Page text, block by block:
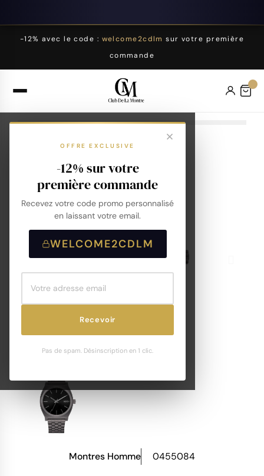
-12% avec le code : welcome2cdlm sur votre première
commande
OFFRE EXCLUSIVE
-12% sur votre
première commande
Recevez votre code promo personnalisé
en laissant votre email.
WELCOME2CDLM
Recevoir
Pas de spam. Désinscription en 1 clic.
Montres Homme 0455084